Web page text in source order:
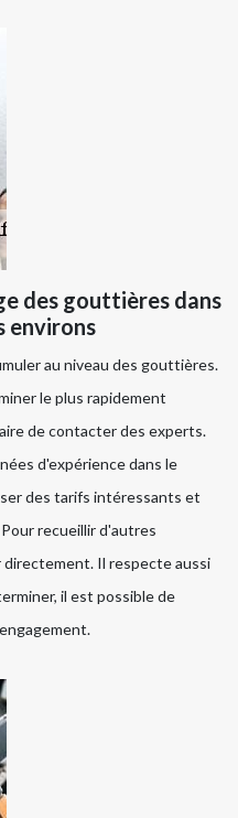
des gouttières dans
environs
au niveau des gouttières.
le plus rapidement
de contacter des experts.
d'expérience dans le
des tarifs intéressants et
recueillir d'autres
Il respecte aussi
il est possible de